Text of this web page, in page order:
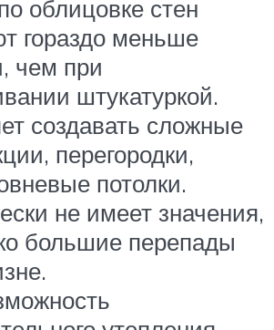
облицовке стен
гораздо меньше
чем при
штукатуркой.
создавать сложные
перегородки,
потолки.
не имеет значения,
большие перепады